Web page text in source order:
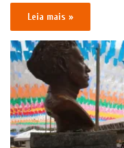
Leia mais »